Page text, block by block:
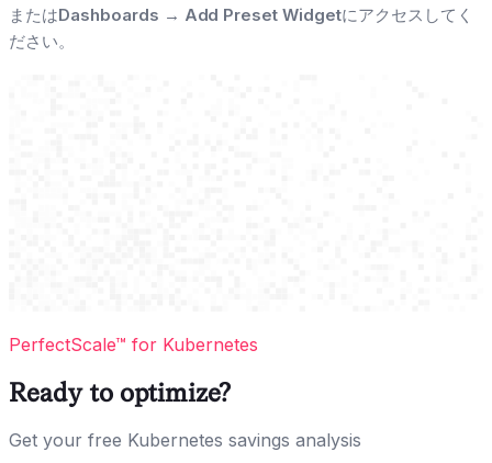
またはDashboards → Add Preset Widgetにアクセスしてく
ださい。
PerfectScale™ for Kubernetes
Ready to optimize?
Get your free Kubernetes savings analysis